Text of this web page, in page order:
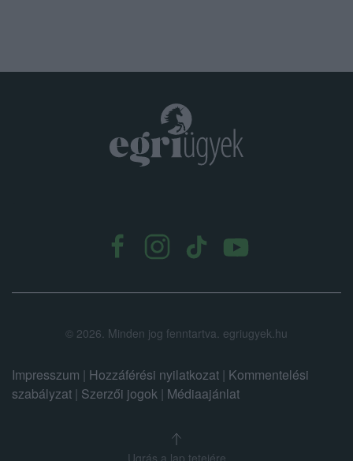
© 2026. Minden jog fenntartva. egriugyek.hu
Impresszum | Hozzáférési nyilatkozat | Kommentelési
szabályzat | Szerzői jogok | Médiaajánlat